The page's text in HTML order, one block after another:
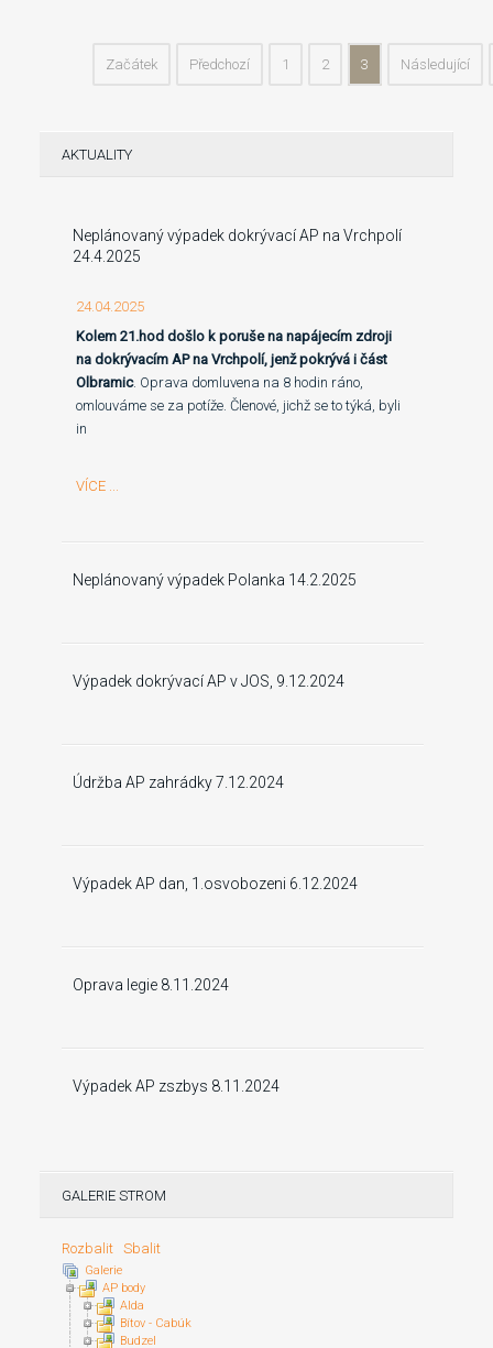
Začátek Předchozí 1 2 3 Následující
AKTUALITY
Neplánovaný výpadek dokrývací AP na Vrchpolí
24.4.2025
24.04.2025
Kolem 21.hod došlo k poruše na napájecím zdroji
na dokrývacím AP na Vrchpolí, jenž pokrývá i část
Olbramic. Oprava domluvena na 8 hodin ráno,
omlouváme se za potíže. Členové, jichž se to týká, byli
in
VÍCE ...
Neplánovaný výpadek Polanka 14.2.2025
Výpadek dokrývací AP v JOS, 9.12.2024
Údržba AP zahrádky 7.12.2024
Výpadek AP dan, 1.osvobozeni 6.12.2024
Oprava legie 8.11.2024
Výpadek AP zszbys 8.11.2024
GALERIE STROM
Rozbalit Sbalit
Galerie
AP body
Alda
Bítov - Cabúk
Budzel